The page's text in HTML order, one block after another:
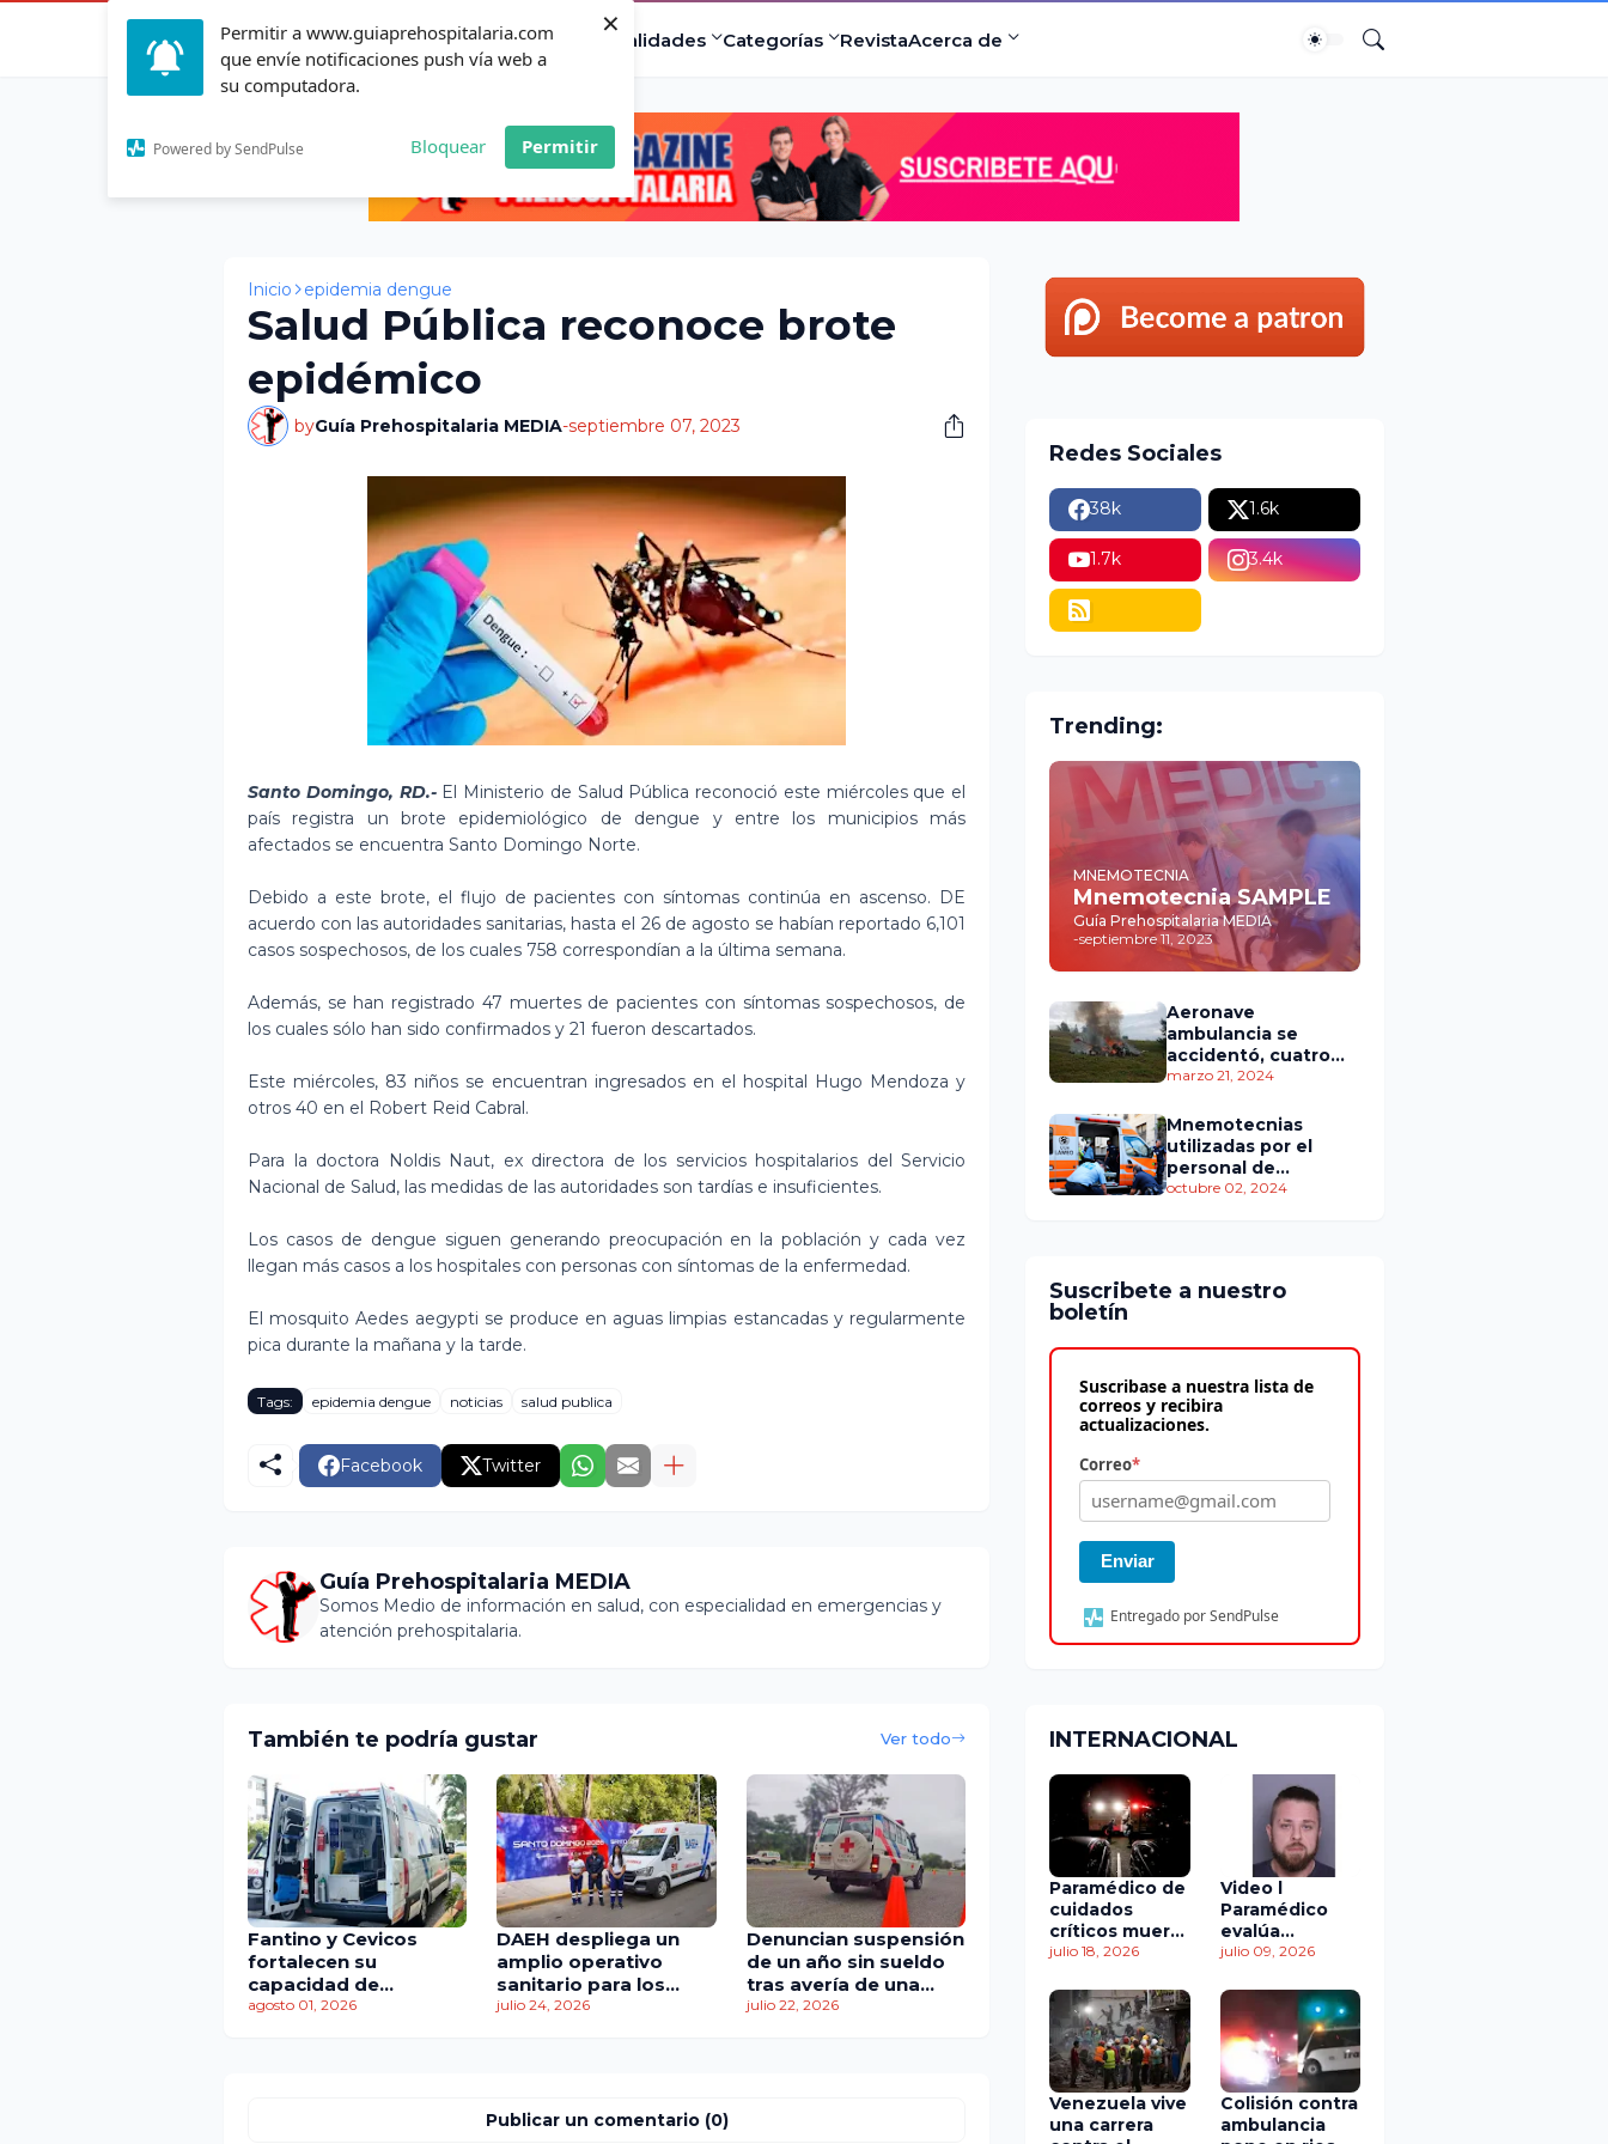
Permitir a www.guiaprehospitalaria.com
que envíe notificaciones push vía web a
su computadora.
Powered by SendPulse Bloquear Permitir
×
InicioActualidad Especialidades Categorías RevistaAcerca de
Inicio epidemia dengue
Salud Pública reconoce brote
epidémico
byGuía Prehospitalaria MEDIA-septiembre 07, 2023
Santo Domingo, RD.-El Ministerio de Salud Pública reconoció este miércoles que el
país registra un brote epidemiológico de dengue y entre los municipios más
afectados se encuentra Santo Domingo Norte.
Debido a este brote, el flujo de pacientes con síntomas continúa en ascenso. DE
acuerdo con las autoridades sanitarias, hasta el 26 de agosto se habían reportado 6,101
casos sospechosos, de los cuales 758 correspondían a la última semana.
Además, se han registrado 47 muertes de pacientes con síntomas sospechosos, de
los cuales sólo han sido confirmados y 21 fueron descartados.
Este miércoles, 83 niños se encuentran ingresados en el hospital Hugo Mendoza y
otros 40 en el Robert Reid Cabral.
Para la doctora Noldis Naut, ex directora de los servicios hospitalarios del Servicio
Nacional de Salud, las medidas de las autoridades son tardías e insuficientes.
Los casos de dengue siguen generando preocupación en la población y cada vez
llegan más casos a los hospitales con personas con síntomas de la enfermedad.
El mosquito Aedes aegypti se produce en aguas limpias estancadas y regularmente
pica durante la mañana y la tarde.
Tags: epidemia dengue noticias salud publica
Facebook Twitter
Guía Prehospitalaria MEDIA
Somos Medio de información en salud, con especialidad en emergencias y
atención prehospitalaria.
También te podría gustar Ver todo
Fantino y Cevicos
fortalecen su
capacidad de
respuesta con la
agosto 01, 2026
DAEH despliega un
amplio operativo
sanitario para los
Juegos
julio 24, 2026
Denuncian suspensión
de un año sin sueldo
tras avería de una
unidad de la Cruz Roja
julio 22, 2026
Publicar un comentario (0)
Redes Sociales
38k 1.6k
1.7k 3.4k
Trending:
MNEMOTECNIA
Mnemotecnia SAMPLE
Guía Prehospitalaria MEDIA
-septiembre 11, 2023
Aeronave
ambulancia se
accidentó, cuatro
personas murieron
marzo 21, 2024
Mnemotecnias
utilizadas por el
personal de
atención
octubre 02, 2024
Suscribete a nuestro
boletín
Suscribase a nuestra lista de
correos y recibira
actualizaciones.
Correo*
Enviar
Entregado por SendPulse
INTERNACIONAL
Paramédico de
cuidados
críticos muere
en accidente
julio 18, 2026
Video l
Paramédico
evalúa
acuerdo de
escandaloso
caso de
contaminación
con fluidos
corporales
julio 09, 2026
Venezuela vive
una carrera
Colisión contra
ambulancia